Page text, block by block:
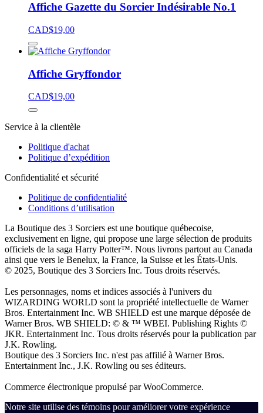
Affiche Gazette du Sorcier Indésirable No.1
CAD$19,00
Affiche Gryffondor
CAD$19,00
Service à la clientèle
Politique d'achat
Politique d’expédition
Confidentialité et sécurité
Politique de confidentialité
Conditions d’utilisation
La Boutique des 3 Sorciers est une boutique québecoise,
exclusivement en ligne, qui propose une large sélection de produits
officiels de la saga Harry Potter™. Nous livrons partout au Canada
ainsi que vers le Benelux, la France, la Suisse et les États-Unis.
© 2025, Boutique des 3 Sorciers Inc. Tous droits réservés.
Les personnages, noms et indices associés à l'univers du
WIZARDING WORLD sont la propriété intellectuelle de Warner
Bros. Entertainment Inc. WB SHIELD est une marque déposée de
Warner Bros. WB SHIELD: © & ™ WBEI. Publishing Rights ©
JKR. Entertainment Inc. Tous droits réservés pour la publication par
J.K. Rowling.
Boutique des 3 Sorciers Inc. n'est pas affilié à Warner Bros.
Entertainment Inc., J.K. Rowling ou ses éditeurs.
Commerce électronique propulsé par WooCommerce.
Notre site utilise des témoins pour améliorer votre expérience